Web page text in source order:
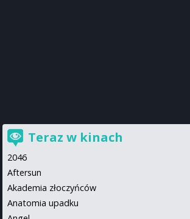
Teraz w kinach
2046
Aftersun
Akademia złoczyńców
Anatomia upadku